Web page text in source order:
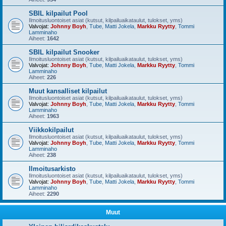
SBIL kilpailut Pool
Ilmoitusluontoiset asiat (kutsut, kilpailuaikataulut, tulokset, yms)
Valvojat: Johnny Boyh Tube Matti Jokela Markku Ryytty Tommi
Lamminaho
Aiheet: 1642
SBIL kilpailut Snooker
Ilmoitusluontoiset asiat (kutsut, kilpailuaikataulut, tulokset, yms)
Valvojat: Johnny Boyh Tube Matti Jokela Markku Ryytty Tommi
Lamminaho
Aiheet: 226
Muut kansalliset kilpailut
Ilmoitusluontoiset asiat (kutsut, kilpailuaikataulut, tulokset, yms)
Valvojat: Johnny Boyh Tube Matti Jokela Markku Ryytty Tommi
Lamminaho
Aiheet: 1963
Viikkokilpailut
Ilmoitusluontoiset asiat (kutsut, kilpailuaikataulut, tulokset, yms)
Valvojat: Johnny Boyh Tube Matti Jokela Markku Ryytty Tommi
Lamminaho
Aiheet: 238
Ilmoitusarkisto
Ilmoitusluontoiset asiat (kutsut, kilpailuaikataulut, tulokset, yms)
Valvojat: Johnny Boyh Tube Matti Jokela Markku Ryytty Tommi
Lamminaho
Aiheet: 2290
Muut